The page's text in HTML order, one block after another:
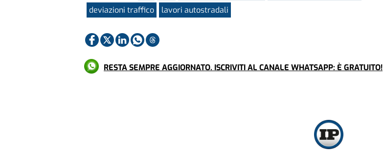
deviazioni traffico
lavori autostradali
RESTA SEMPRE AGGIORNATO. ISCRIVITI AL CANALE WHATSAPP: È GRATUITO!